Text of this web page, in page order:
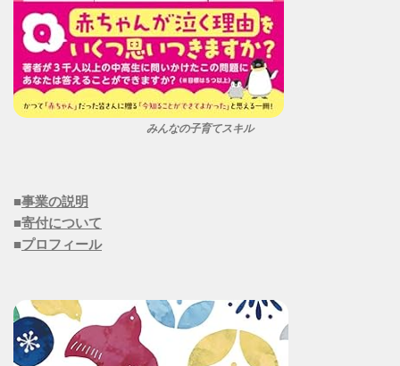
みんなの子育てスキル
■事業の説明
■寄付について
■プロフィール